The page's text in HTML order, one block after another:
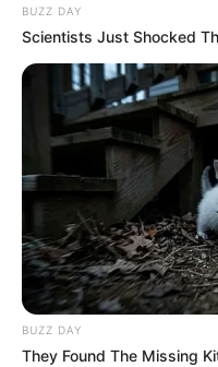
BUZZ DAY
Scientists Just Shocked
BUZZ DAY
They Found The Missing